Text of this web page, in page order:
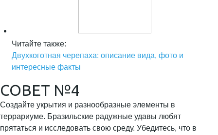
Читайте также:
Двухкоготная черепаха: описание вида, фото и
интересные факты
СОВЕТ №4
Создайте укрытия и разнообразные элементы в
террариуме. Бразильские радужные удавы любят
прятаться и исследовать свою среду. Убедитесь, что в